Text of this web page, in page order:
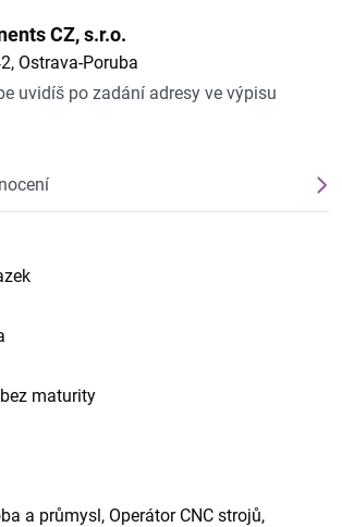
CZ, s.r.o.
Ostrava-Poruba
uvidíš po zadání adresy ve výpisu
maturity
a průmysl, Operátor CNC strojů,